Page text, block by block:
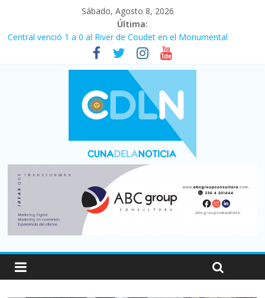
Sábado, Agosto 8, 2026
Última:
Central venció 1 a 0 al River de Coudet en el Monumental
La morosidad alcanzó su nivel más alto en dos décadas y ya
afecta a 400 mil deudores en Santa Fe
Desde que asumió Milei cerraron 41.000 kioscos: el sector
denuncia crisis como en 2001
Vacaciones de invierno con más movimiento y consumo
turístico: 4,6 millones de personas viajaron por el país, un 5,9%
Fuerte caída de la venta de autos usados en julio: bajó un 12,6%